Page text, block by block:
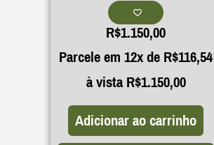
R$1.150,00
Parcele em 12x deR$116,54
à vistaR$1.150,00
Adicionar ao carrinho